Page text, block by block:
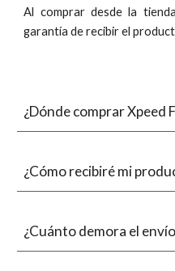
Al comprardesde la
garantía derecibir el
¿Dónde comprarXpeed
¿Cómo recibiré mi
¿Cuánto demora el